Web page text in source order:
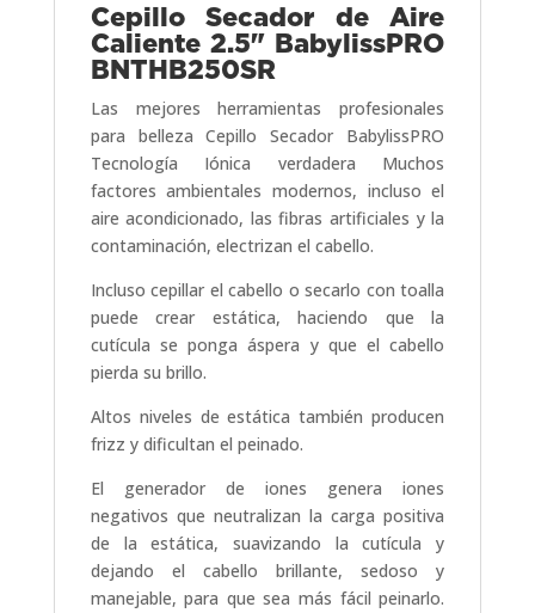
Cepillo Secador de Aire
Caliente 2.5" BabylissPRO
BNTHB250SR
Las mejores herramientas profesionales
para belleza Cepillo Secador BabylissPRO
Tecnología Iónica verdadera Muchos
factores ambientales modernos, incluso el
aire acondicionado, las fibras artificiales y la
contaminación, electrizan el cabello.
Incluso cepillar el cabello o secarlo con toalla
puede crear estática, haciendo que la
cutícula se ponga áspera y que el cabello
pierda su brillo.
Altos niveles de estática también producen
frizz y dificultan el peinado.
El generador de iones genera iones
negativos que neutralizan la carga positiva
de la estática, suavizando la cutícula y
dejando el cabello brillante, sedoso y
manejable, para que sea más fácil peinarlo.